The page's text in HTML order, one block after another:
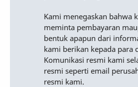
Kami menegaskan bahwa
meminta pembayaran
bentuk apapun dari
kami berikan kepada para
Komunikasi resmi kami
resmi seperti email
resmi kami.